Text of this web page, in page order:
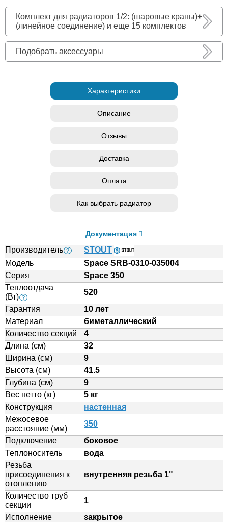
Комплект для радиаторов 1/2: (шаровые краны)+
(линейное соединение) и еще 15 комплектов
Подобрать аксессуары
Характеристики
Описание
Отзывы
Доставка
Оплата
Как выбрать радиатор
Документация
Производитель ?
STOUT
Модель
Space SRB-0310-035004
Серия
Space 350
Теплоотдача
(Вт) ?
520
Гарантия
10 лет
Материал
биметаллический
Количество секций
4
Длина (см)
32
Ширина (см)
9
Высота (см)
41.5
Глубина (см)
9
Вес нетто (кг)
5 кг
Конструкция
настенная
Межосевое
расстояние (мм)
350
Подключение
боковое
Теплоноситель
вода
Резьба
присоединения к
отоплению
внутренняя резьба 1"
Количество труб
секции
1
Исполнение
закрытое